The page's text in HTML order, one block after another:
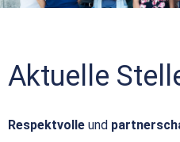
Aktuelle
Respektvolle und